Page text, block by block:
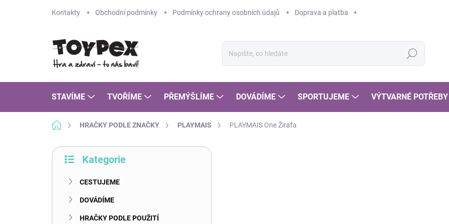
Kontakty Obchodní podmínky Podmínky ochrany osobních údajů Doprava a platba
Hledat
STAVÍME TVOŘÍME PŘEMÝŠLÍME DOVÁDÍME SPORTUJEME VÝTVARNÉ
Domů HRAČKY PODLE ZNAČKY PLAYMAIS PLAYMAIS One Žirafa
P
Kategorie
CESTUJEME
DOVÁDÍME
HRAČKY PODLE POUŽITÍ